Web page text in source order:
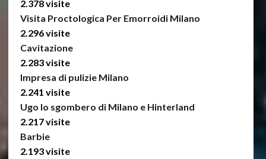
2.378 visite
Visita Proctologica Per Emorroidi Milano
2.296 visite
Cavitazione
2.283 visite
Impresa di pulizie Milano
2.241 visite
Ugo lo sgombero di Milano e Hinterland
2.217 visite
Barbie
2.193 visite